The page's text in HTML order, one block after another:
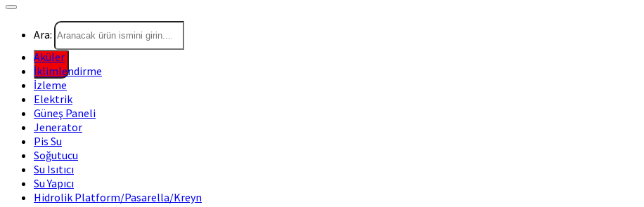
Ara:
Aküler
İklimlendirme
İzleme
Elektrik
Güneş Paneli
Jenerator
Pis Su
Soğutucu
Su Isıtıcı
Su Yapıcı
Hidrolik Platform/Pasarella/Kreyn